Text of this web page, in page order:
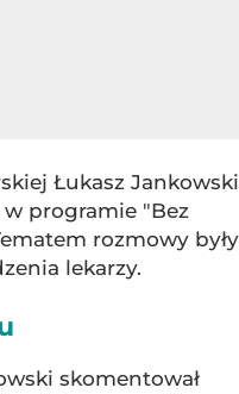
Łukasz Jankowski
w programie "Bez
rozmowy były
lekarzy.
skomentował